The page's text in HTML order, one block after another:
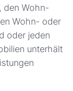
den Wohn-
Wohn- oder
oder jeden
unterhält